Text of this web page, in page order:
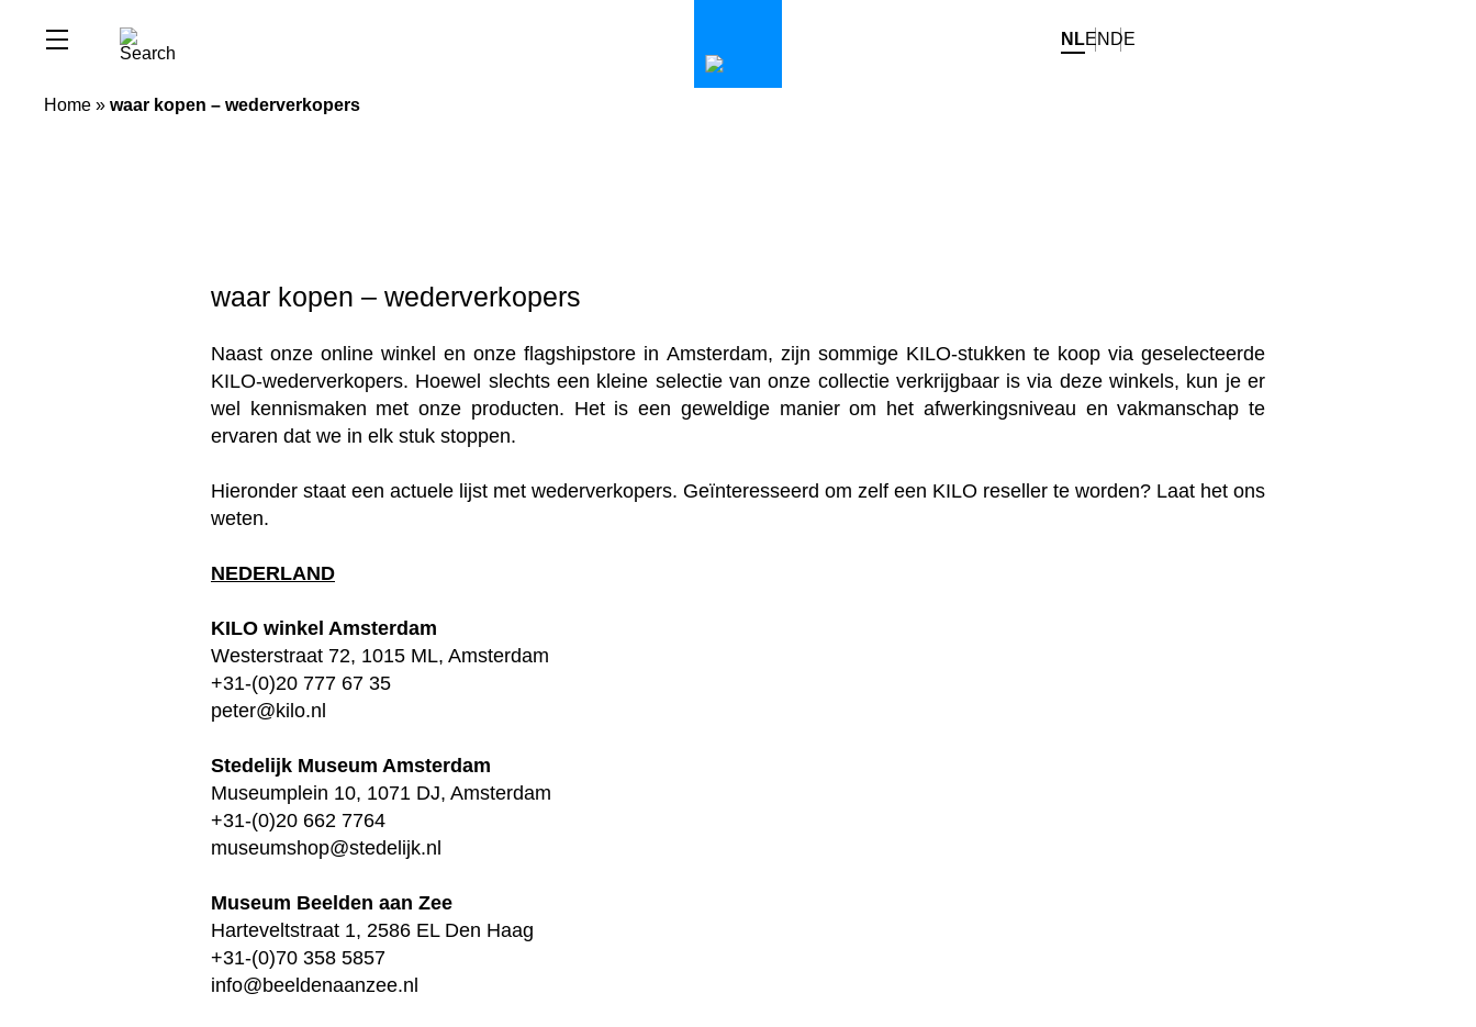
Home » waar kopen – wederverkopers
NLEN DE
waar kopen – wederverkopers
Naast onze online winkel en onzeflagshipstore in Amsterdam, zijn sommige KILO-stukken te koop via geselecteerde
KILO-wederverkopers. Hoewel slechts een kleine selectie van onze collectie verkrijgbaar is via deze winkels, kun je er
wel kennismaken met onze producten. Het is een geweldige manier om het afwerkingsniveau en vakmanschap te
ervaren dat we in elk stuk stoppen.
Hieronder staat een actuele lijst met wederverkopers. Geïnteresseerd om zelf een KILO reseller te worden? Laat het ons
weten.
NEDERLAND
KILO winkel Amsterdam
Westerstraat 72, 1015 ML, Amsterdam
+31-(0)20 777 67 35
peter@kilo.nl
Stedelijk Museum Amsterdam
Museumplein 10, 1071 DJ, Amsterdam
+31-(0)20 662 7764
museumshop@stedelijk.nl
Museum Beelden aan Zee
Harteveltstraat 1, 2586 EL Den Haag
+31-(0)70 358 5857
info@beeldenaanzee.nl